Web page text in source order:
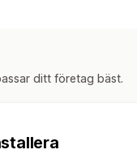
ditt företag bäst.